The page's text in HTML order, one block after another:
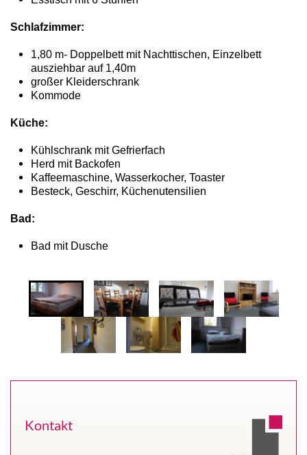
Schlafzimmer:
1,80 m- Doppelbett mit Nachttischen, Einzelbett
ausziehbar auf 1,40m
großer Kleiderschrank
Kommode
Küche:
Kühlschrank mit Gefrierfach
Herd mit Backofen
Kaffeemaschine, Wasserkocher, Toaster
Besteck, Geschirr, Küchenutensilien
Bad:
Bad mit Dusche
Kontakt